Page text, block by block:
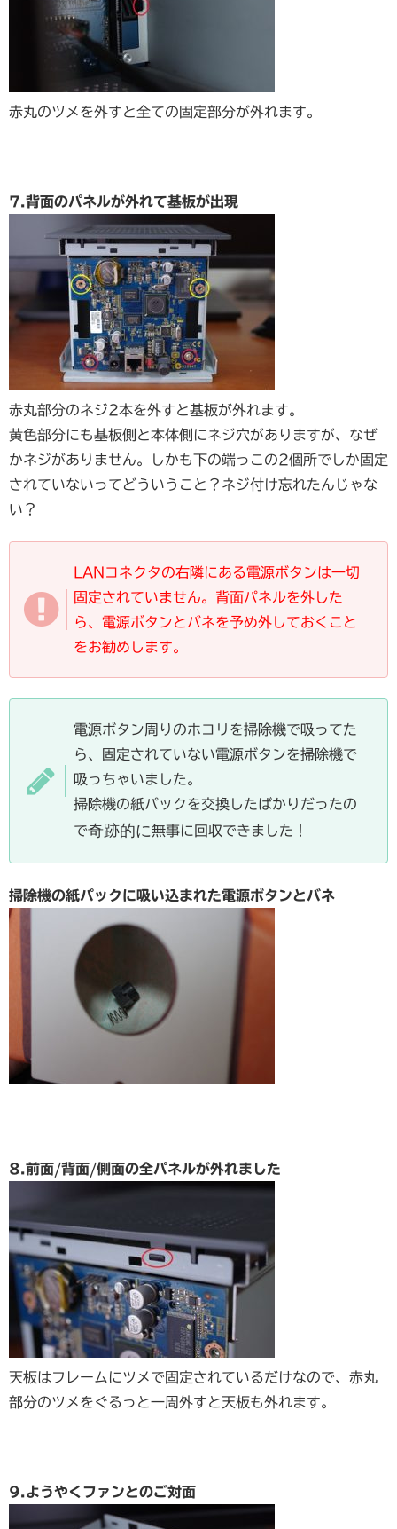
赤丸のツメを外すと全ての固定部分が外れます。
7.背面のパネルが外れて基板が出現
赤丸部分のネジ2本を外すと基板が外れます。
黄色部分にも基板側と本体側にネジ穴がありますが、なぜ
かネジがありません。しかも下の端っこの2個所でしか固定
されていないってどういうこと？ネジ付け忘れたんじゃな
い？
LANコネクタの右隣にある電源ボタンは一切
固定されていません。背面パネルを外した
ら、電源ボタンとバネを予め外しておくこと
をお勧めします。
電源ボタン周りのホコリを掃除機で吸ってた
ら、固定されていない電源ボタンを掃除機で
吸っちゃいました。
掃除機の紙パックを交換したばかりだったの
で奇跡的に無事に回収できました！
掃除機の紙パックに吸い込まれた電源ボタンとバネ
8.前面/背面/側面の全パネルが外れました
天板はフレームにツメで固定されているだけなので、赤丸
部分のツメをぐるっと一周外すと天板も外れます。
9.ようやくファンとのご対面